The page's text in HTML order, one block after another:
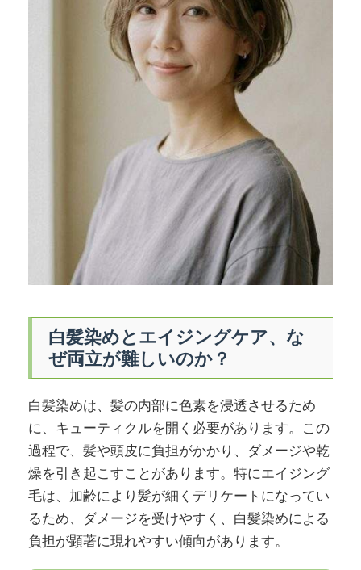
白髪染めとエイジングケア、な
ぜ両立が難しいのか？
白髪染めは、髪の内部に色素を浸透させるため
に、キューティクルを開く必要があります。この
過程で、髪や頭皮に負担がかかり、ダメージや乾
燥を引き起こすことがあります。特にエイジング
毛は、加齢により髪が細くデリケートになってい
るため、ダメージを受けやすく、白髪染めによる
負担が顕著に現れやすい傾向があります。